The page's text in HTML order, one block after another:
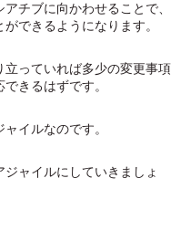
チブに向かわせることで、
できるようになります。
っていれば多少の変更事項
きるはずです。
イルなのです。
ャイルにしていきましょ